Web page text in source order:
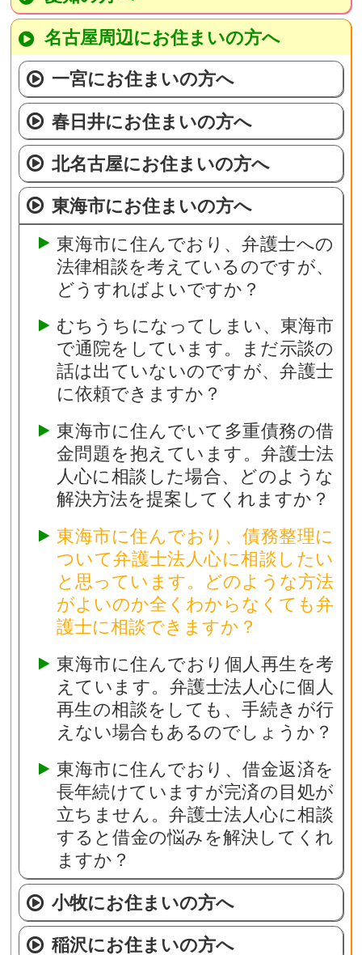
名古屋周辺にお住まいの方へ
一宮にお住まいの方へ
春日井にお住まいの方へ
北名古屋にお住まいの方へ
東海市にお住まいの方へ
東海市に住んでおり、弁護士への
法律相談を考えているのですが、
どうすればよいですか？
むちうちになってしまい、東海市
で通院をしています。まだ示談の
話は出ていないのですが、弁護士
に依頼できますか？
東海市に住んでいて多重債務の借
金問題を抱えています。弁護士法
人心に相談した場合、どのような
解決方法を提案してくれますか？
東海市に住んでおり、債務整理に
ついて弁護士法人心に相談したい
と思っています。どのような方法
がよいのか全くわからなくても弁
護士に相談できますか？
東海市に住んでおり個人再生を考
えています。弁護士法人心に個人
再生の相談をしても、手続きが行
えない場合もあるのでしょうか？
東海市に住んでおり、借金返済を
長年続けていますが完済の目処が
立ちません。弁護士法人心に相談
すると借金の悩みを解決してくれ
ますか？
小牧にお住まいの方へ
稲沢にお住まいの方へ